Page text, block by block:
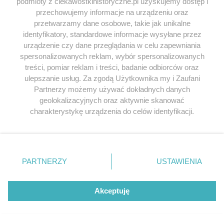
E-MAIL
Drugi obrazek jest źle podpisany. Nie jest to
GRZEGORZ IV Hanowerski tylko JERZY IV Hanowerski.
przechowujemy informacje na urządzeniu oraz
przetwarzamy dane osobowe, takie jak unikalne
identyfikatory, standardowe informacje wysyłane przez
urządzenie czy dane przeglądania w celu zapewniania
spersonalizowanych reklam, wybór spersonalizowanych
treści, pomiar reklam i treści, badanie odbiorców oraz
ulepszanie usług. Za zgodą Użytkownika my i Zaufani
Partnerzy możemy używać dokładnych danych
geolokalizacyjnych oraz aktywnie skanować
charakterystykę urządzenia do celów identyfikacji.
zmienić/wycofać klikając przycisk ustawień prywatności
znajdujący się w lewym dolnym rogu strony
. Niektóre
użytkownika, ale masz prawo sprzeciwić się takiemu
przetwarzaniu. Preferencje będą miały zastosowania tylko
PARTNERZY USTAWIENIA
Akceptuję